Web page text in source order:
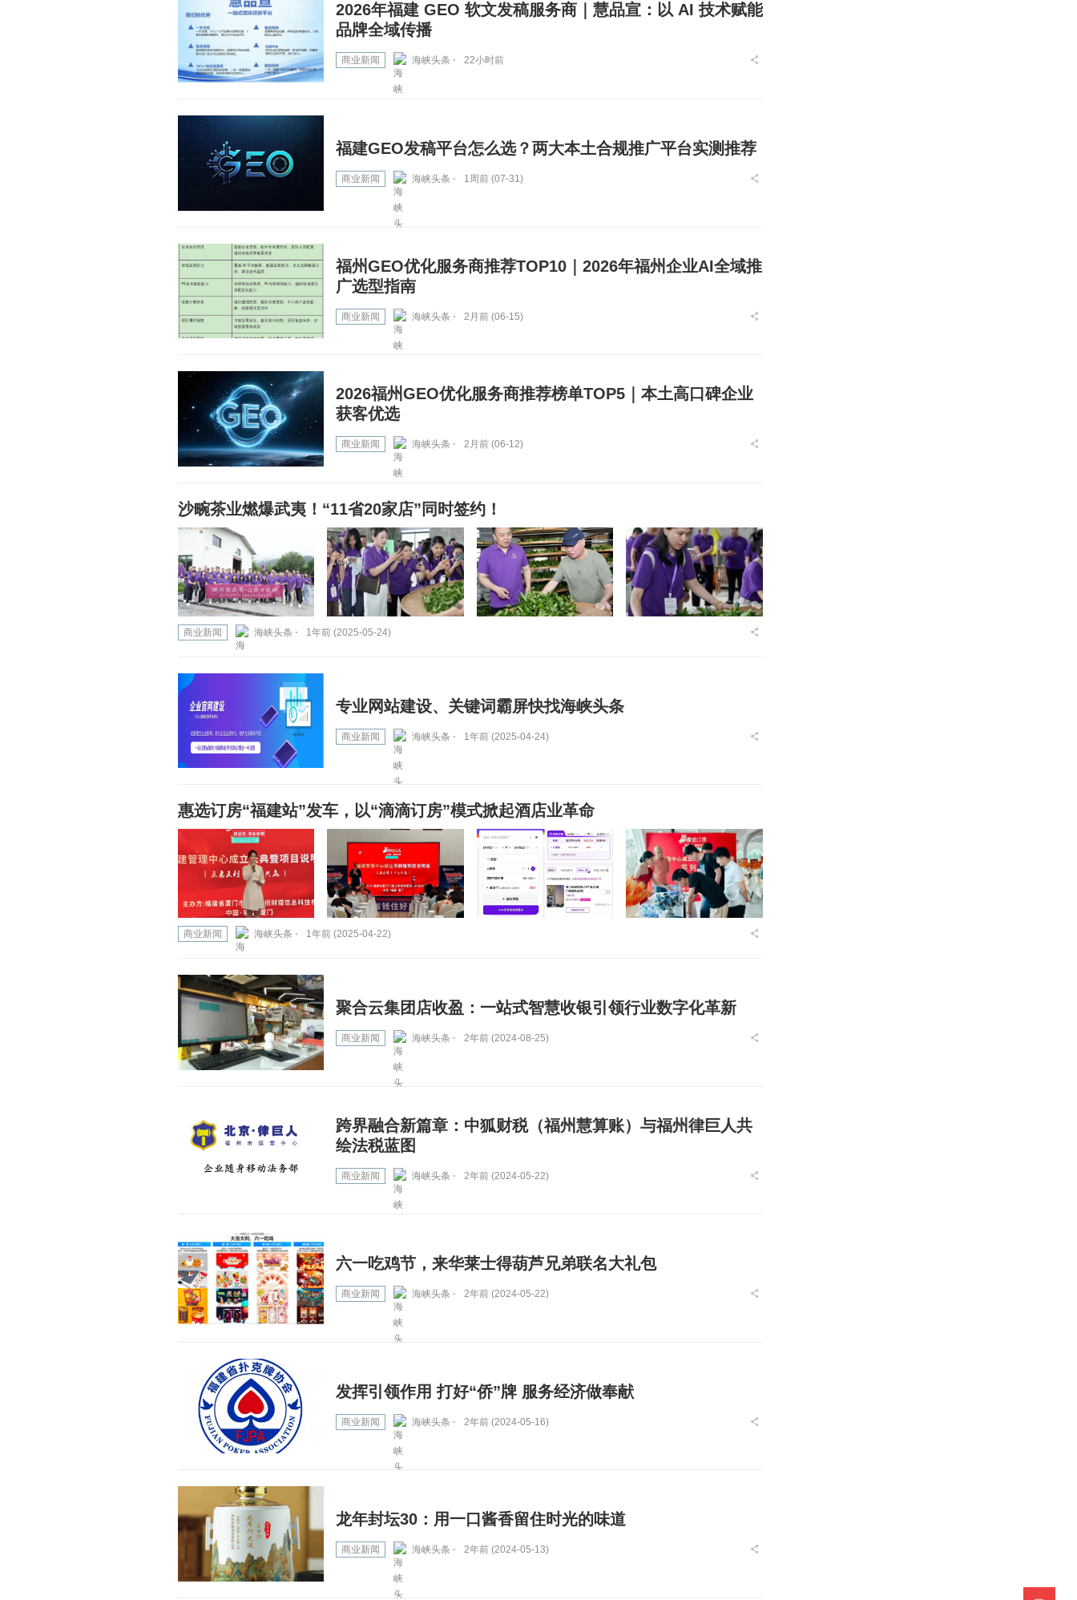
2026年福建 GEO 软文发稿服务商｜慧品宣：以 AI 技术赋能
品牌全域传播
商业新闻 海峡头条 ⋅ 22小时前
福建GEO发稿平台怎么选？两大本土合规推广平台实测推荐
商业新闻 海峡头条 ⋅ 1周前 (07-31)
福州GEO优化服务商推荐TOP10｜2026年福州企业AI全域推
广选型指南
商业新闻 海峡头条 ⋅ 2月前 (06-15)
2026福州GEO优化服务商推荐榜单TOP5｜本土高口碑企业
获客优选
商业新闻 海峡头条 ⋅ 2月前 (06-12)
沙畹茶业燃爆武夷！“11省20家店”同时签约！
商业新闻 海峡头条 ⋅ 1年前 (2025-05-24)
专业网站建设、关键词霸屏快找海峡头条
商业新闻 海峡头条 ⋅ 1年前 (2025-04-24)
惠选订房“福建站”发车，以“滴滴订房”模式掀起酒店业革命
商业新闻 海峡头条 ⋅ 1年前 (2025-04-22)
聚合云集团店收盈：一站式智慧收银引领行业数字化革新
商业新闻 海峡头条 ⋅ 2年前 (2024-08-25)
跨界融合新篇章：中狐财税（福州慧算账）与福州律巨人共
绘法税蓝图
商业新闻 海峡头条 ⋅ 2年前 (2024-05-22)
六一吃鸡节，来华莱士得葫芦兄弟联名大礼包
商业新闻 海峡头条 ⋅ 2年前 (2024-05-22)
发挥引领作用 打好“侨”牌 服务经济做奉献
商业新闻 海峡头条 ⋅ 2年前 (2024-05-16)
龙年封坛30：用一口酱香留住时光的味道
商业新闻 海峡头条 ⋅ 2年前 (2024-05-13)